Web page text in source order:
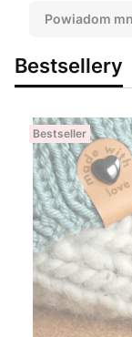
Powiadom
Bestsellery
Bestseller